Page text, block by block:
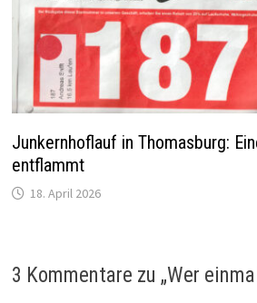
Junkernhoflauf in Thomasburg:
entflammt
18. April 2026
3 Kommentare zu „Wer